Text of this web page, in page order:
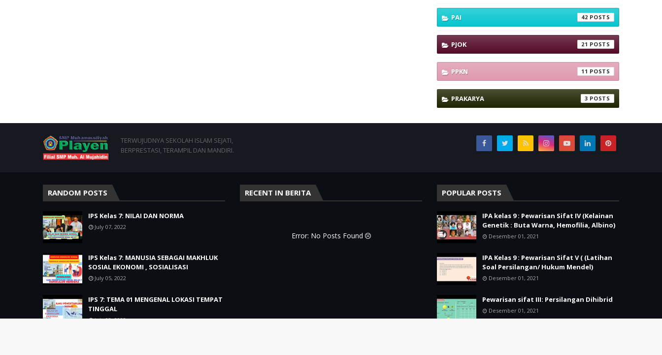
PAI 42
PJOK 21
PPKN 11
PRAKARYA 3
TERWUJUDNYA SEKOLAH ISLAM SEJATI,
BERPRESTASI, TERAMPIL DAN MANDIRI.
RANDOM POSTS
IPS Kelas 7: NILAI DAN NORMA
July 07, 2022
IPS Kelas 7: MANUSIA SEBAGAI MAKHLUK
SOSIAL EKONOMI , SOSIALISASI
July 05, 2022
IPS 7: TEMA 01 MENGENAL LOKASI TEMPAT
TINGGAL
July 03, 2022
RECENT IN BERITA
Error: No Posts Found
POPULAR POSTS
IPA kelas 9 : Pewarisan Sifat IV (Kelainan
Genetik : Buta Warna, Hemofilia, Albino)
Desember 01, 2021
IPA Kelas 9 : Pewarisan Sifat V ( (Latihan
Soal Persilangan/ Hukum Mendel)
Desember 01, 2021
Pewarisan sifat III: Persilangan Dihibrid
Desember 01, 2021